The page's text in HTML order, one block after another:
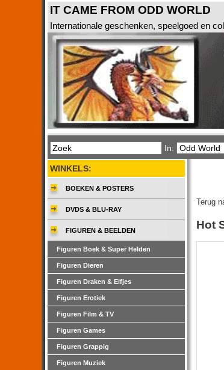
IT CAME FROM ODD WORLD
Internationale geschenken, speelgoed en
In:
Terug
Hot
WINKELS:
BOEKEN & POSTERS
DVDS & BLU-RAY
FIGUREN & BEELDEN
Figuren Boek & Super Helden
Figuren Dieren
Figuren Draken & Elfjes
Figuren Erotiek
Figuren Film & TV
Figuren Games
Figuren Grappig
Figuren Muziek